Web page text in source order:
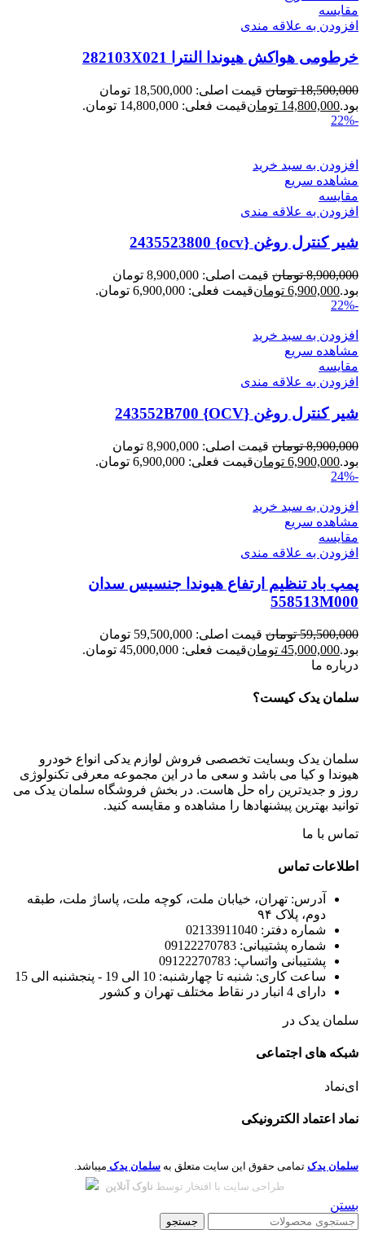
مقایسه
افزودن به علاقه مندی
خرطومی هواکش هیوندا النترا 282103X021
18,500,000 تومان
قیمت اصلی: 18,500,000 تومان
بود.14,800,000 تومانقیمت فعلی: 14,800,000 تومان.
-22%
افزودن به سبد خرید
مشاهده سریع
مقایسه
افزودن به علاقه مندی
شیر کنترل روغن {ocv} 2435523800
8,900,000 تومان
قیمت اصلی: 8,900,000 تومان
بود.6,900,000 تومانقیمت فعلی: 6,900,000 تومان.
-22%
افزودن به سبد خرید
مشاهده سریع
مقایسه
افزودن به علاقه مندی
شیر کنترل روغن {OCV} 243552B700
8,900,000 تومان
قیمت اصلی: 8,900,000 تومان
بود.6,900,000 تومانقیمت فعلی: 6,900,000 تومان.
-24%
افزودن به سبد خرید
مشاهده سریع
مقایسه
افزودن به علاقه مندی
پمپ باد تنظیم ارتفاع هیوندا جنسیس سدان
558513M000
59,500,000 تومان
قیمت اصلی: 59,500,000 تومان
بود.45,000,000 تومانقیمت فعلی: 45,000,000 تومان.
درباره ما
سلمان یدک کیست؟
سلمان یدک وبسایت تخصصی فروش لوازم یدکی انواع خودرو
هیوندا و کیا می باشد و سعی ما در این مجموعه معرفی تکنولوژی
روز و جدیدترین راه حل هاست. در بخش فروشگاه سلمان یدک می
توانید بهترین پیشنهادها را مشاهده و مقایسه کنید.
تماس با ما
اطلاعات تماس
آدرس: تهران، خیابان ملت، کوچه ملت، پاساژ ملت، طبقه
دوم، پلاک ۹۴
شماره دفتر: 02133911040
شماره پشتیبانی: 09122270783
پشتیبانی واتساپ: 09122270783
ساعت کاری: شنبه تا چهارشنبه: 10 الی 19 - پنجشنبه الی 15
دارای 4 انبار در نقاط مختلف تهران و کشور
سلمان یدک در
شبکه های اجتماعی
ای‌نماد
نماد اعتماد الکترونیکی
سلمان یدک تمامی حقوق این سایت متعلق به سلمان یدک میباشد.
طراحی سایت با افتخار توسط ناوک آنلاین
بستن
جستجو